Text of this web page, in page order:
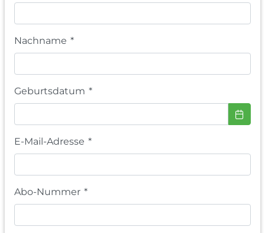
Nachname *
Geburtsdatum *
E-Mail-Adresse *
Abo-Nummer *